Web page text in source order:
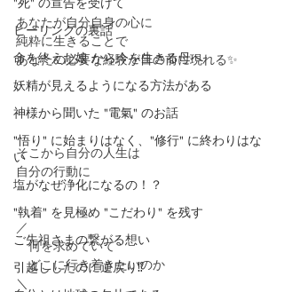
ヒーリングの裏話
命を終えた娘 から今を生きる母へ
妖精が見えるようになる方法がある
神様から聞いた "電氣" のお話
"悟り" に始まりはなく、"修行" に終わりはな
い
塩がなぜ浄化になるの！？
"執着" を見極め "こだわり" を残す
ご先祖さまの繋がる想い
引越ししたのに逆戻り⁉️
あなたが自分自身の心に
純粋に生きることで
あなたの必要な経験が目の前に現れる✨
そこから自分の人生は
自分の行動に
／
何を求めていて
どこに行き着きたいのか
＼